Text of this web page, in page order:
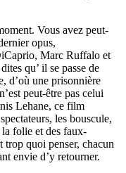
Vous avez peut-
opus,
Marc Ruffalo et
qu’ il se passe de
d’où une prisonnière
peut-être pas celui
Lehane, ce film
les bouscule,
la folie et des faux-
trop quoi penser, chacun
envie d’y retourner.